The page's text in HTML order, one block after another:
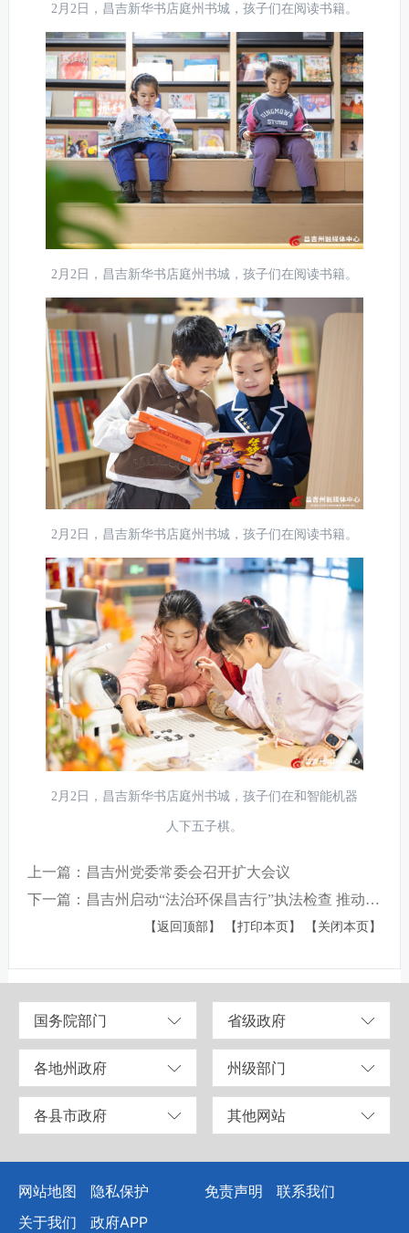
2月2日，昌吉新华书店庭州书城，孩子们在阅读书籍。
2月2日，昌吉新华书店庭州书城，孩子们在阅读书籍。
2月2日，昌吉新华书店庭州书城，孩子们在阅读书籍。
2月2日，昌吉新华书店庭州书城，孩子们在和智能机器
人下五子棋。
上一篇：昌吉州党委常委会召开扩大会议
下一篇：昌吉州启动“法治环保昌吉行”执法检查 推动大气污染治理 助力美丽蓝天建设
【返回顶部】 【打印本页】 【关闭本页】
国务院部门 省级政府
各地州政府 州级部门
各县市政府 其他网站
网站地图 隐私保护 免责声明
联系我们
关于我们
政府APP